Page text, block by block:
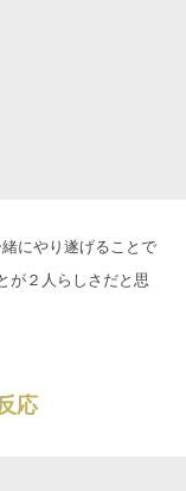
にやり遂げることで
が２人らしさだと思
応